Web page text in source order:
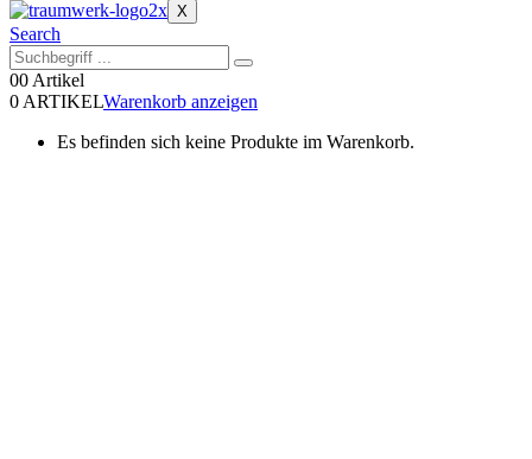
X
Search
00 Artikel
0 ARTIKELWarenkorb anzeigen
Es befinden sich keine Produkte im Warenkorb.